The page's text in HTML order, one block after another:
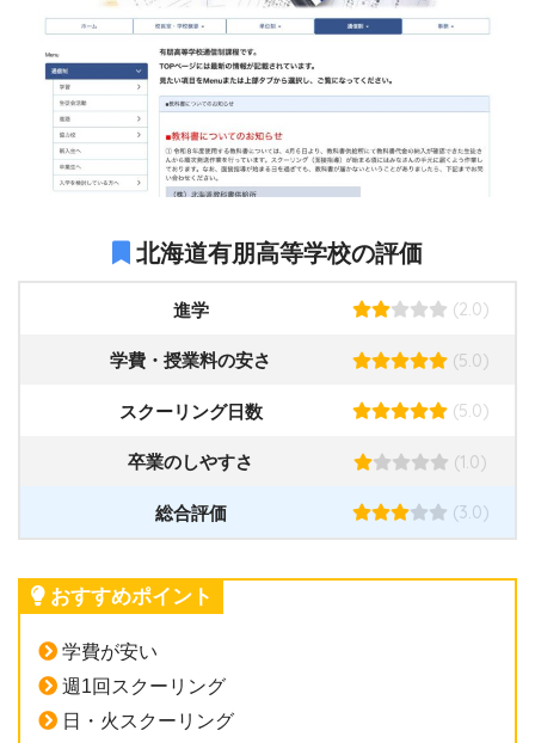
北海道有朋高等学校の評価
進学 (2.0)
学費・授業料の安さ (5.0)
スクーリング日数 (5.0)
卒業のしやすさ (1.0)
総合評価 (3.0)
おすすめポイント
学費が安い
週1回スクーリング
日・火スクーリング